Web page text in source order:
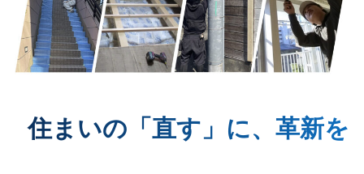
住まいの「直す」に、革新を